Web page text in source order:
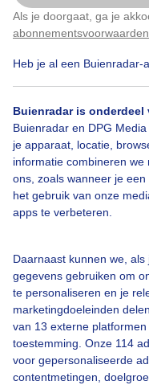
Als je doorgaat, ga je
abonnementsvoorwaarden
Heb je al een Buienradar-
Buienradar is onderdeel
Buienradar en DPG
je apparaat, locatie,
informatie combineren
ons, zoals wanneer je
het gebruik van onze
apps te verbeteren.
Daarnaast kunnen we,
gegevens gebruiken om
te personaliseren en je
marketingdoeleinden
van 13 externe
toestemming. Onze 114
voor gepersonaliseerde
contentmetingen,
Sneeuw
Sneeuw Winter
Bekijk slideshow
Een
Klik hier